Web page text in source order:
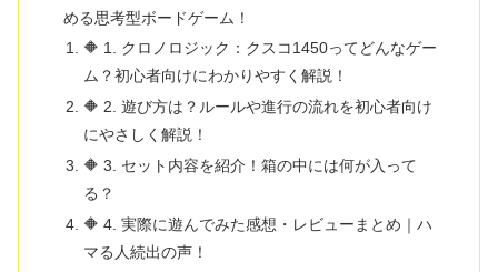
める思考型ボードゲーム！
🔶 1. クロノロジック：クスコ1450ってどんなゲー
ム？初心者向けにわかりやすく解説！
🔶 2. 遊び方は？ルールや進行の流れを初心者向け
にやさしく解説！
🔶 3. セット内容を紹介！箱の中には何が入って
る？
🔶 4. 実際に遊んでみた感想・レビューまとめ｜ハ
マる人続出の声！